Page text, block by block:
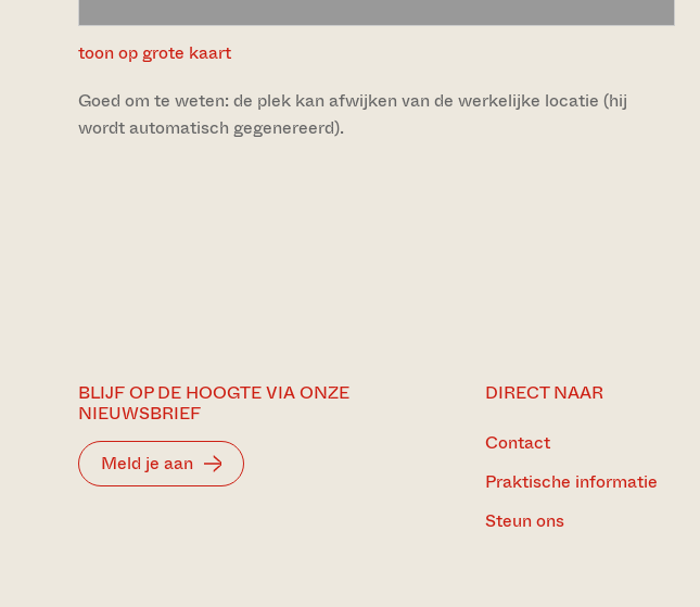
toon op grote kaart
Goed om te weten: de plek kan afwijken van de werkelijke locatie (hij
wordt automatisch gegenereerd).
BLIJF OP DE HOOGTE VIA ONZE
NIEUWSBRIEF
Meld je aan
DIRECT NAAR
Contact
Praktische informatie
Steun ons